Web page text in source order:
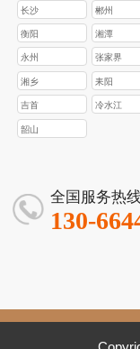
长沙 郴州
衡阳 湘潭
永州 张家界
湘乡 耒阳
吉首 冷水江
韶山
全国服务热线
130-